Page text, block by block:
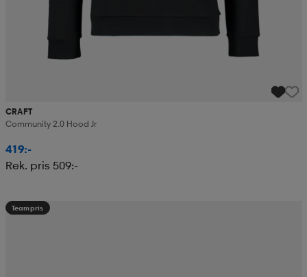
CRAFT
Community 2.0 Hood Jr
419:-
Rek. pris 509:-
Teampris